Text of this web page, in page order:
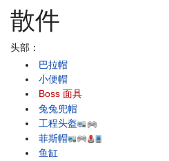
散件
头部：
巴拉帽
小便帽
Boss 面具
兔兔兜帽
工程头盔
菲斯帽
鱼缸